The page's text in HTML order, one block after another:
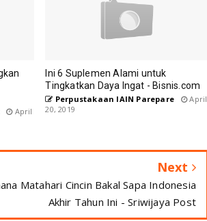
April
Ini 6 Suplemen Alami untuk
Tingkatkan Daya Ingat - Bisnis.com
Perpustakaan IAIN Parepare
April
20, 2019
Next
Matahari Cincin Bakal Sapa Indonesia
Akhir Tahun Ini - Sriwijaya Post